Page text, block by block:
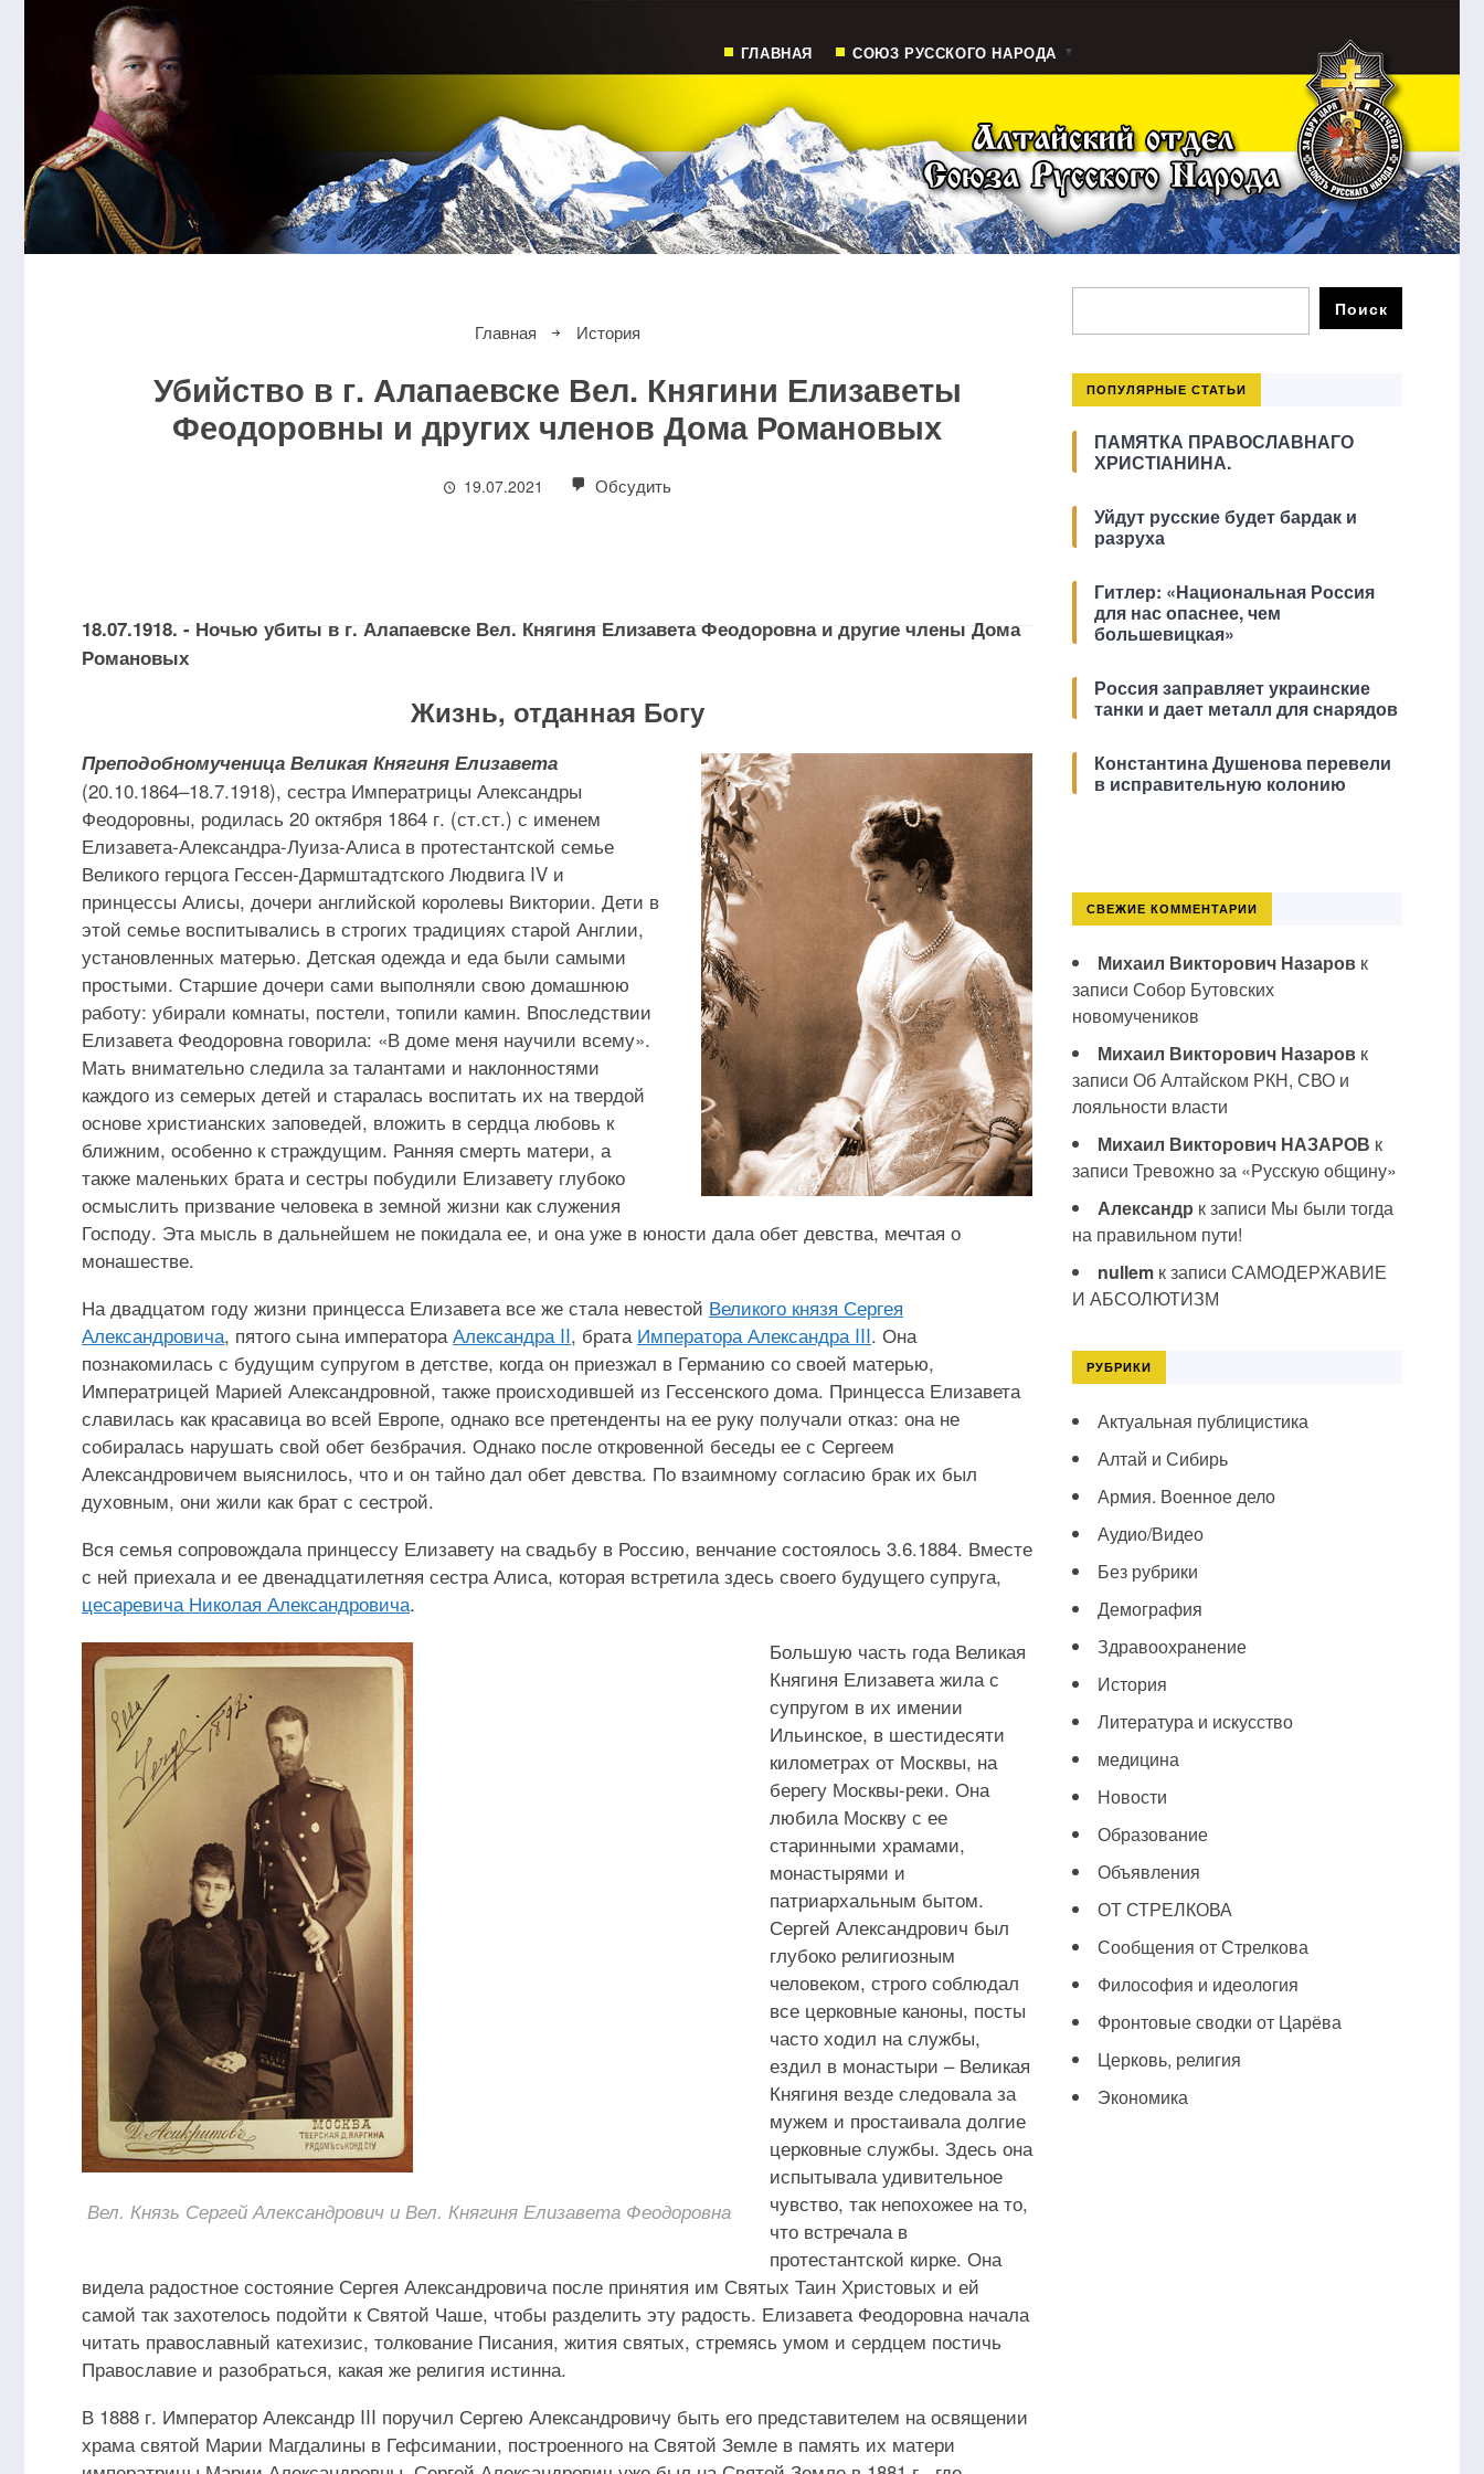
ГЛАВНАЯ СОЮЗ РУССКОГО НАРОДА
Главная История
Убийство в г. Алапаевске Вел. Княгини Елизаветы
Феодоровны и других членов Дома Романовых
19.07.2021 Обсудить
18.07.1918. - Ночью убиты в г. Алапаевске Вел. Княгиня Елизавета Феодоровна и другие члены Дома
Романовых
Жизнь, отданная Богу
Преподобномученица Великая Княгиня Елизавета
(20.10.1864–18.7.1918), сестра Императрицы Александры
Феодоровны, родилась 20 октября 1864 г. (ст.ст.) с именем
Елизавета-Александра-Луиза-Алиса в протестантской семье
Великого герцога Гессен-Дармштадтского Людвига IV и
принцессы Алисы, дочери английской королевы Виктории. Дети в
этой семье воспитывались в строгих традициях старой Англии,
установленных матерью. Детская одежда и еда были самыми
простыми. Старшие дочери сами выполняли свою домашнюю
работу: убирали комнаты, постели, топили камин. Впоследствии
Елизавета Феодоровна говорила: «В доме меня научили всему».
Мать внимательно следила за талантами и наклонностями
каждого из семерых детей и старалась воспитать их на твердой
основе христианских заповедей, вложить в сердца любовь к
ближним, особенно к страждущим. Ранняя смерть матери, а
также маленьких брата и сестры побудили Елизавету глубоко
осмыслить призвание человека в земной жизни как служения
Господу. Эта мысль в дальнейшем не покидала ее, и она уже в юности дала обет девства, мечтая о
монашестве.
На двадцатом году жизни принцесса Елизавета все же стала невестой Великого князя Сергея
Александровича, пятого сына императораАлександра II, брата Императора Александра III. Она
познакомилась с будущим супругом в детстве, когда он приезжал в Германию со своей матерью,
Императрицей Марией Александровной, также происходившей из Гессенского дома. Принцесса Елизавета
славилась как красавица во всей Европе, однако все претенденты на ее руку получали отказ: она не
собиралась нарушать свой обет безбрачия. Однако после откровенной беседы ее с Сергеем
Александровичем выяснилось, что и он тайно дал обет девства. По взаимному согласию брак их был
духовным, они жили как брат с сестрой.
Вся семья сопровождала принцессу Елизавету на свадьбу в Россию, венчание состоялось 3.6.1884. Вместе
с ней приехала и ее двенадцатилетняя сестра Алиса, которая встретила здесь своего будущего супруга,
цесаревича Николая Александровича.
Вел. Князь Сергей Александрович и Вел. Княгиня Елизавета Феодоровна
Большую часть года Великая
Княгиня Елизавета жила с
супругом в их имении
Ильинское, в шестидесяти
километрах от Москвы, на
берегу Москвы-реки. Она
любила Москву с ее
старинными храмами,
монастырями и
патриархальным бытом.
Сергей Александрович был
глубоко религиозным
человеком, строго соблюдал
все церковные каноны, посты
часто ходил на службы,
ездил в монастыри – Великая
Княгиня везде следовала за
мужем и простаивала долгие
церковные службы. Здесь она
испытывала удивительное
чувство, так непохожее на то,
что встречала в
протестантской кирке. Она
видела радостное состояние Сергея Александровича после принятия им Святых Таин Христовых и ей
самой так захотелось подойти к Святой Чаше, чтобы разделить эту радость. Елизавета Феодоровна начала
читать православный катехизис, толкование Писания, жития святых, стремясь умом и сердцем постичь
Православие и разобраться, какая же религия истинна.
В 1888 г. Император Александр III поручил Сергею Александровичу быть его представителем на освящении
храма святой Марии Магдалины в Гефсимании, построенного на Святой Земле в память их матери
ПОПУЛЯРНЫЕ СТАТЬИ
ПАМЯТКА ПРАВОСЛАВНАГО
ХРИСТІАНИНА.
Уйдут русские будет бардак и
разруха
Гитлер: «Национальная Россия
для нас опаснее, чем
большевицкая»
Россия заправляет украинские
танки и дает металл для снарядов
Константина Душенова перевели
в исправительную колонию
СВЕЖИЕ КОММЕНТАРИИ
Михаил Викторович Назаровк
записи Собор Бутовских
новомучеников
Михаил Викторович Назаровк
записи Об Алтайском РКН, СВО и
лояльности власти
Михаил Викторович НАЗАРОВ к
записи Тревожно за «Русскую общину»
Александр к записи Мы были тогда
на правильном пути!
nullemк записи САМОДЕРЖАВИЕ
И АБСОЛЮТИЗМ
РУБРИКИ
Актуальная публицистика
Алтай и Сибирь
Армия. Военное дело
Аудио/Видео
Без рубрики
Демография
Здравоохранение
История
Литература и искусство
медицина
Новости
Образование
Объявления
ОТ СТРЕЛКОВА
Сообщения от Стрелкова
Философия и идеология
Фронтовые сводки от Царёва
Церковь, религия
Экономика